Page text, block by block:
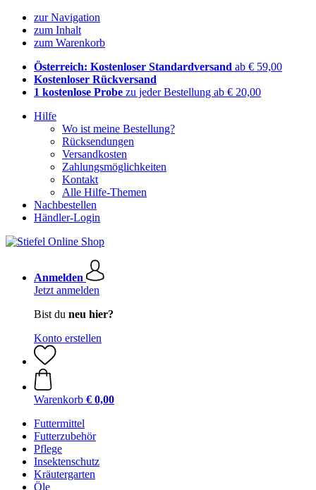
zur Navigation
zum Inhalt
zum Warenkorb
Österreich: Kostenloser Standardversand ab € 59,00
Kostenloser Rückversand
1 kostenlose Probe zu jeder Bestellung ab € 20,00
Hilfe
Wo ist meine Bestellung?
Rücksendungen
Versandkosten
Zahlungsmöglichkeiten
Kontakt
Alle Hilfe-Themen
Nachbestellen
Händler-Login
Anmelden
Jetzt anmelden
Bist du neu hier?
Konto erstellen
Warenkorb € 0,00
Futtermittel
Futterzubehör
Pflege
Insektenschutz
Kräutergarten
Öle